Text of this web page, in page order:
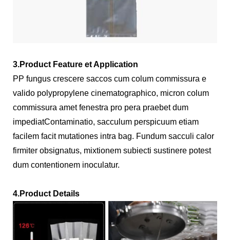
3.Product Feature et Application
PP fungus crescere saccos cum colum commissura e
valido polypropylene cinematographico, micron colum
commissura amet fenestra pro pera praebet dum
impediatContaminatio, sacculum perspicuum etiam
facilem facit mutationes intra bag. Fundum sacculi calor
firmiter obsignatus, mixtionem subiecti sustinere potest
dum contentionem inoculatur.
4.Product Details